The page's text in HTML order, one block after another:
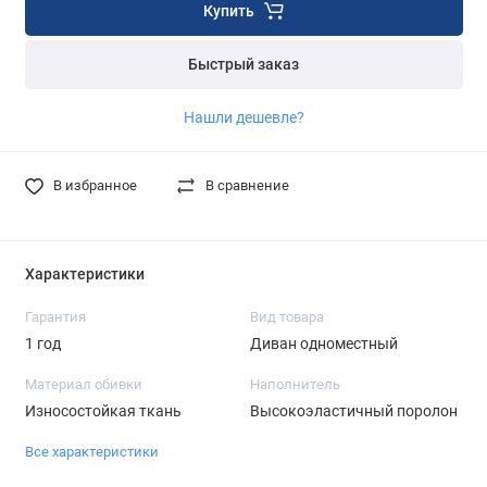
Купить
Быстрый заказ
Нашли дешевле?
В избранное В сравнение
Характеристики
Гарантия
1 год
Вид товара
Диван одноместный
Материал обивки
Износостойкая ткань
Наполнитель
Высокоэластичный поролон
Все характеристики